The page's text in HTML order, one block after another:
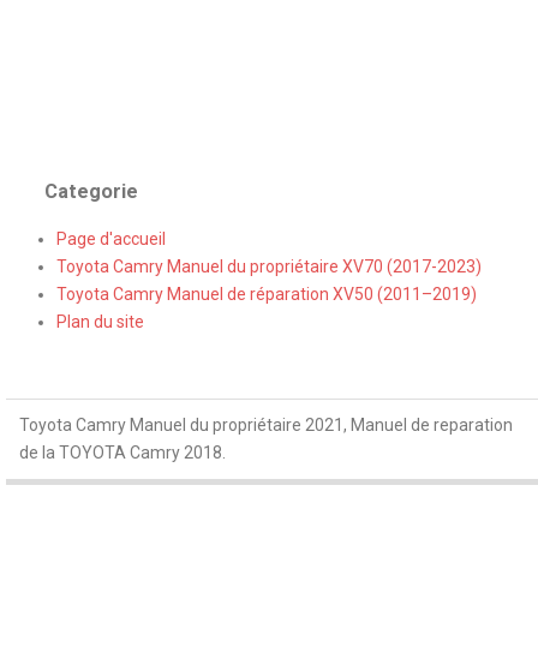
Categorie
Page d'accueil
Toyota Camry Manuel du propriétaire XV70 (2017-2023)
Toyota Camry Manuel de réparation XV50 (2011–2019)
Plan du site
Toyota Camry Manuel du propriétaire 2021, Manuel de reparation
de la TOYOTA Camry 2018.